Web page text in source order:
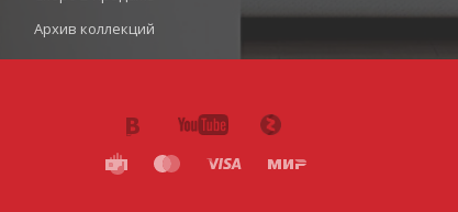
Архив коллекций